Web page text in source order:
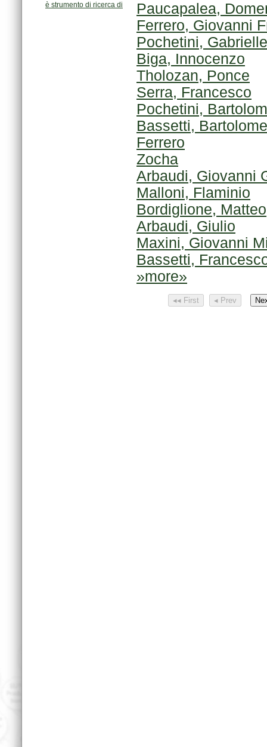
è strumento di ricerca di
Paucapalea,
Ferrero, Giovanni
Pochetini, Gabrielle
Biga, Innocenzo
Tholozan, Ponce
Serra, Francesco
Pochetini,
Bassetti,
Ferrero
Zocha
Arbaudi, Giovanni
Malloni, Flaminio
Bordiglione, Matteo
Arbaudi, Giulio
Maxini, Giovanni
Bassetti,
»more»
◂◂ First ◂ Prev